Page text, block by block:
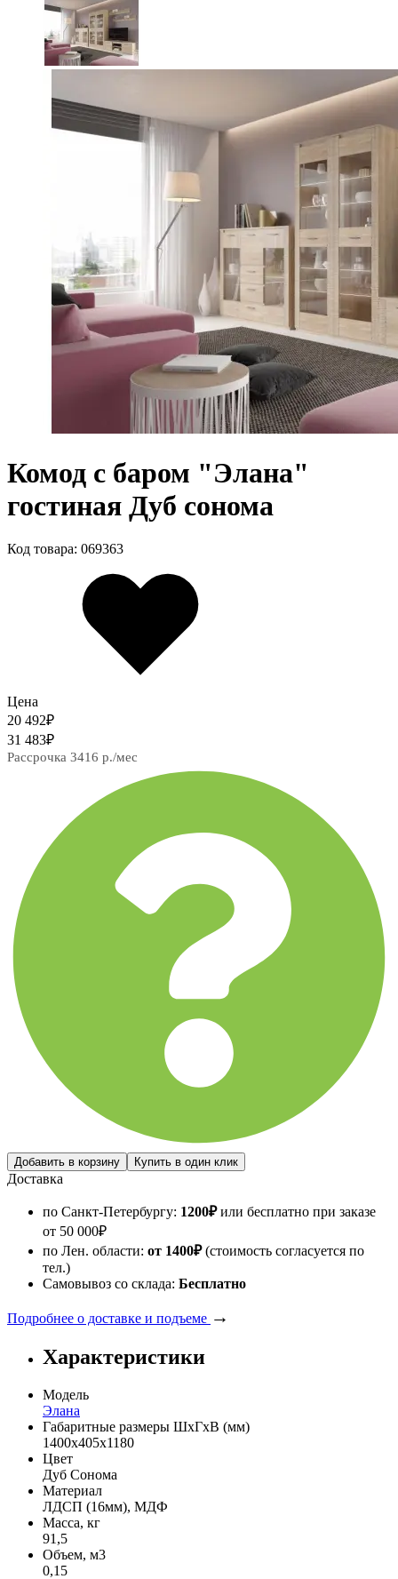
Комод с баром "Элана"
гостиная Дуб сонома
Код товара: 069363
Цена
20 492₽
31 483₽
Рассрочка 3416 р./мес
Доставка
по Санкт-Петербургу: 1200₽или бесплатно при заказе
от 50 000₽
по Лен. области: от 1400₽(стоимость согласуется по
тел.)
Самовывоз со склада: Бесплатно
Подробнее о доставке и подъеме →
Характеристики
Модель
Элана
Габаритные размеры ШхГхВ (мм)
1400х405х1180
Цвет
Дуб Сонома
Материал
ЛДСП (16мм), МДФ
Масса, кг
91,5
Объем, м3
0,15